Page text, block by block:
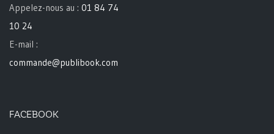
Appelez-nous au : 01 84 74
10 24
E-mail :
commande@publibook.com
FACEBOOK